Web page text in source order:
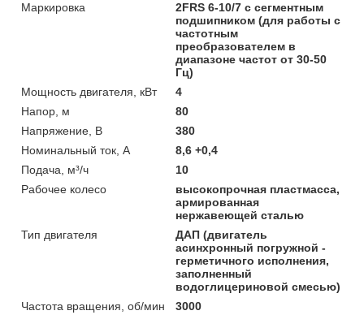
Маркировка
2FRS 6-10/7 с сегментным
подшипником (для работы с
частотным
преобразователем в
диапазоне частот от 30-50
Гц)
Мощность двигателя, кВт
4
Напор, м
80
Напряжение, В
380
Номинальный ток, А
8,6 +0,4
Подача, м³/ч
10
Рабочее колесо
высокопрочная пластмасса,
армированная
нержавеющей сталью
Тип двигателя
ДАП (двигатель
асинхронный погружной -
герметичного исполнения,
заполненный
водоглицериновой смесью)
Частота вращения, об/мин
3000